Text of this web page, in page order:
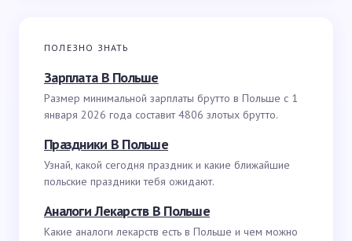
ПОЛЕЗНО ЗНАТЬ
Зарплата В Польше
Размер минимальной зарплаты брутто в Польше с 1
января 2026 года составит 4806 злотых брутто.
Праздники В Польше
Узнай, какой сегодня праздник и какие ближайшие
польские праздники тебя ожидают.
Аналоги Лекарств В Польше
Какие аналоги лекарств есть в Польше и чем можно